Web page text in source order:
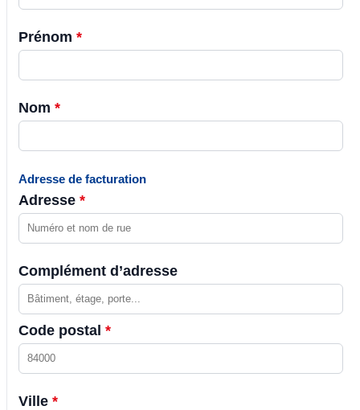
Prénom *
Nom *
Adresse de facturation
Adresse *
Complément d’adresse
Code postal *
Ville *